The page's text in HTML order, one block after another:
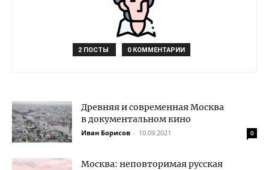
2 ПОСТЫ 0 КОММЕНТАРИИ
Древняя и современная Москва
в документальном кино
Иван Борисов - 10.09.2021 0
Москва: неповторимая русская